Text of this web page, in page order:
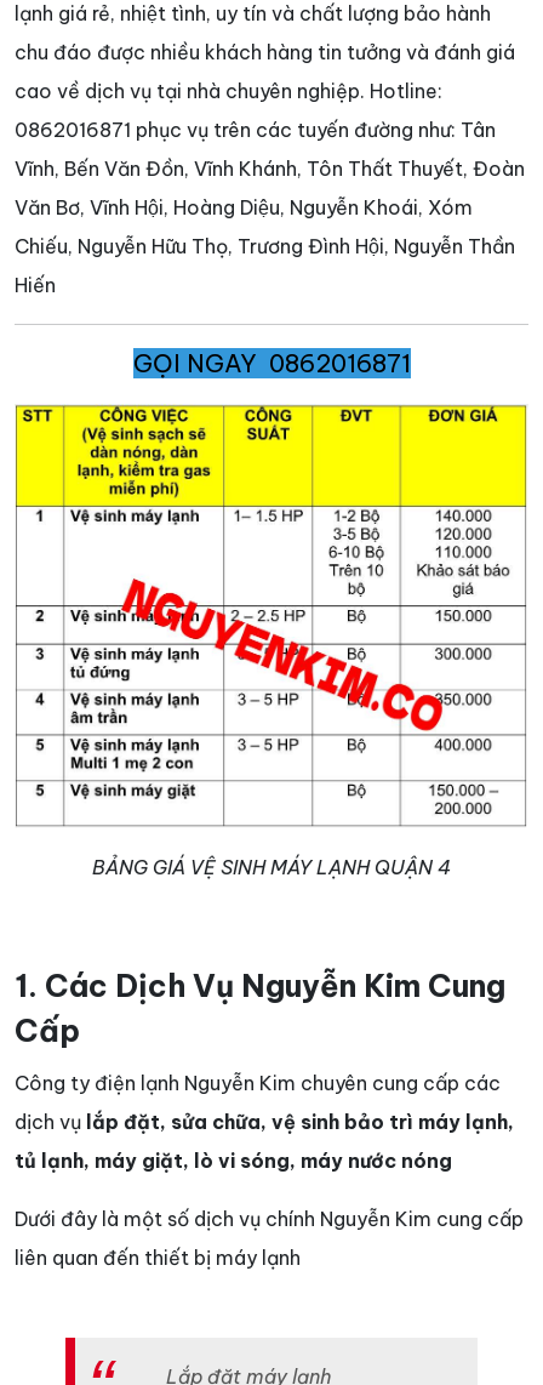
lạnh giá rẻ, nhiệt tình, uy tín và chất lượng bảo hành
chu đáo được nhiều khách hàng tin tưởng và đánh giá
cao về dịch vụ tại nhà chuyên nghiệp. Hotline:
0862016871 phục vụ trên các tuyến đường như: Tân
Vĩnh, Bến Văn Đồn, Vĩnh Khánh, Tôn Thất Thuyết, Đoàn
Văn Bơ, Vĩnh Hội, Hoàng Diệu, Nguyễn Khoái, Xóm
Chiếu, Nguyễn Hữu Thọ, Trương Đình Hội, Nguyễn Thần
Hiến
GỌI NGAY 0862016871
BẢNG GIÁ VỆ SINH MÁY LẠNH QUẬN 4
1. Các Dịch Vụ Nguyễn Kim Cung
Cấp
Công ty điện lạnh Nguyễn Kim chuyên cung cấp các
dịch vụ lắp đặt, sửa chữa, vệ sinh bảo trì máy lạnh,
tủ lạnh, máy giặt, lò vi sóng, máy nước nóng
Dưới đây là một số dịch vụ chính Nguyễn Kim cung cấp
liên quan đến thiết bị máy lạnh
Lắp đặt máy lạnh